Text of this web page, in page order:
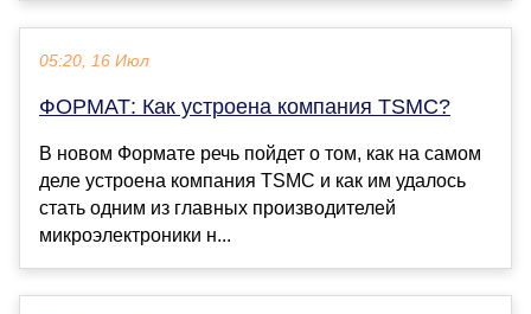
05:20, 16 Июл
ФОРМАТ: Как устроена компания TSMC?
В новом Формате речь пойдет о том, как на самом
деле устроена компания TSMC и как им удалось
стать одним из главных производителей
микроэлектроники н...